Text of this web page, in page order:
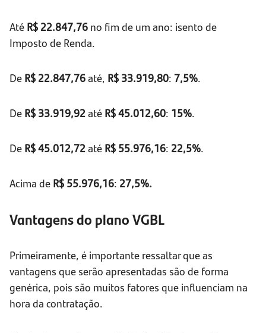
Até R$ 22.847,76 no fim de um ano: isento de
Imposto de Renda.
De R$ 22.847,76até, R$ 33.919,80: 7,5%.
De R$ 33.919,92até R$ 45.012,60: 15%.
De R$ 45.012,72até R$ 55.976,16: 22,5%.
Acima de R$ 55.976,16: 27,5%.
Vantagens do plano VGBL
Primeiramente, é importante ressaltar que as
vantagens que serão apresentadas são de forma
genérica, pois são muitos fatores que influenciam na
hora da contratação.